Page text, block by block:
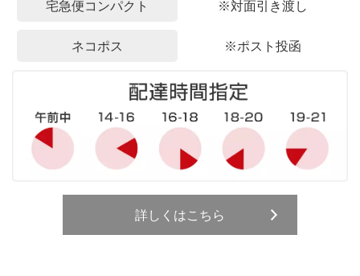
宅急便コンパクト ※対面引き渡し
ネコポス ※ポスト投函
詳しくはこちら